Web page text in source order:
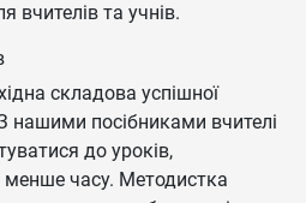
вчителів та учнів.
складова успішної
нашими посібниками вчителі
до уроків,
часу. Методистка